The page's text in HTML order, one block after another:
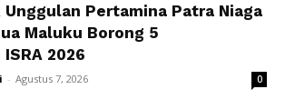
Unggulan Pertamina Patra Niaga
Maluku Borong 5
2026
- Agustus 7, 2026 0